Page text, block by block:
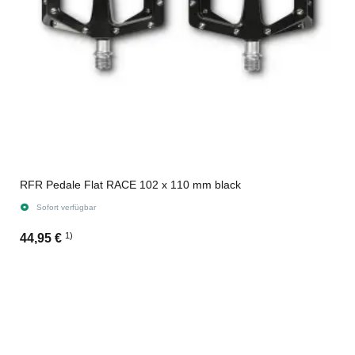
RFR Pedale Flat RACE 102 x 110 mm black
Sofort verfügbar
44,95 € 1)